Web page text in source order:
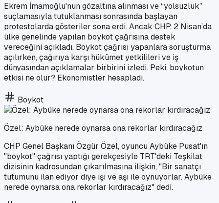
Ekrem İmamoğlu'nun gözaltına alınması ve “yolsuzluk”
suçlamasıyla tutuklanması sonrasında başlayan
protestolarda gösteriler sona erdi. Ancak CHP, 2 Nisan’da
ülke genelinde yapılan boykot çağrısına destek
vereceğini açıkladı. Boykot çağrısı yapanlara soruşturma
açılırken, çağırıya karşı hükümet yetkilileri ve iş
dünyasından açıklamalar birbirini izledi. Peki, boykotun
etkisi ne olur? Ekonomistler hesapladı.
Boykot
Özel: Aybüke nerede oynarsa ona rekorlar kırdıracağız
CHP Genel Başkanı Özgür Özel, oyuncu Aybüke Pusat'ın
"boykot" çağrısı yaptığı gerekçesiyle TRT'deki Teşkilat
dizisinin kadrosundan çıkarılmasına ilişkin, "Bir sanatçı
tutumunu ilan ediyor diye işi ve aşı ile oynuyorlar. Aybüke
nerede oynarsa ona rekorlar kırdıracağız" dedi.